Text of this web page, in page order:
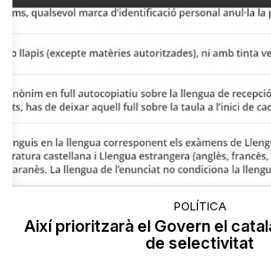
POLÍTICA
Així prioritzarà el Govern el
de selectivitat